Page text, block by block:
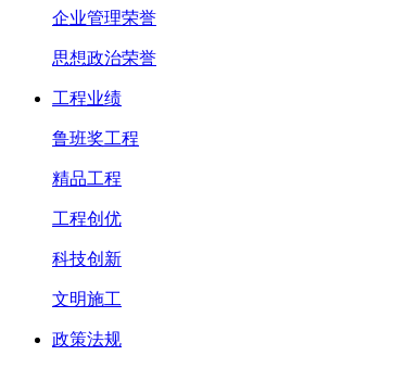
企业管理荣誉
思想政治荣誉
工程业绩
鲁班奖工程
精品工程
工程创优
科技创新
文明施工
政策法规